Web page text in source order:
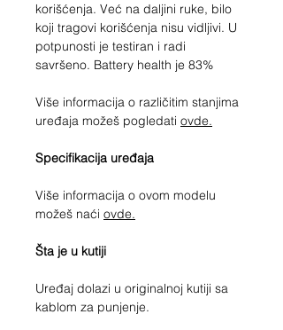
korišćenja. Već na daljini ruke, bilo
koji tragovi korišćenja nisu vidljivi. U
potpunosti je testiran i radi
savršeno. Battery health je 83%
Više informacija o različitim stanjima
uređaja možeš pogledati ovde.
Specifikacija uređaja
Više informacija o ovom modelu
možeš naći ovde.
Šta je u kutiji
Uređaj dolazi u originalnoj kutiji sa
kablom za punjenje.